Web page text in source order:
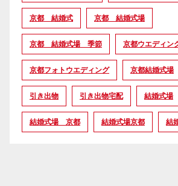
京都 結婚式 京都 結婚式場
京都 結婚式場 季節 京都ウエディン
京都フォトウエディング 京都結婚式場
引き出物 引き出物宅配 結婚式場
結婚式場 京都 結婚式場京都 結